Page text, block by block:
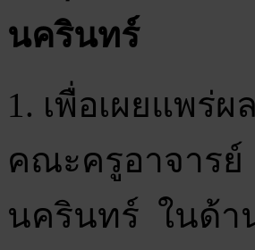
นครินทร์
1. เพื่อเผยแพร่
คณะครูอาจาร
นครินทร์ ในด้า